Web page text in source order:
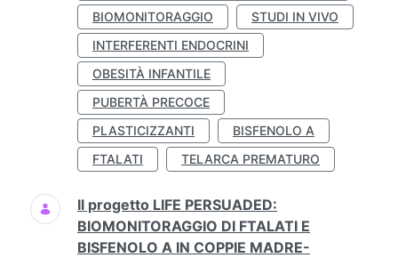
BIOMONITORAGGIO
STUDI IN VIVO
INTERFERENTI ENDOCRINI
OBESITÀ INFANTILE
PUBERTÀ PRECOCE
PLASTICIZZANTI
BISFENOLO A
FTALATI
TELARCA PREMATURO
Il progetto LIFE PERSUADED:
BIOMONITORAGGIO DI FTALATI E
BISFENOLO A IN COPPIE MADRE-